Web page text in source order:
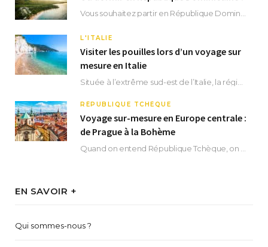
L'ITALIE
Visiter les pouilles lors d’un voyage sur
mesure en Italie
RÉPUBLIQUE TCHÈQUE
Voyage sur-mesure en Europe centrale :
de Prague à la Bohème
EN SAVOIR +
Qui sommes-nous ?